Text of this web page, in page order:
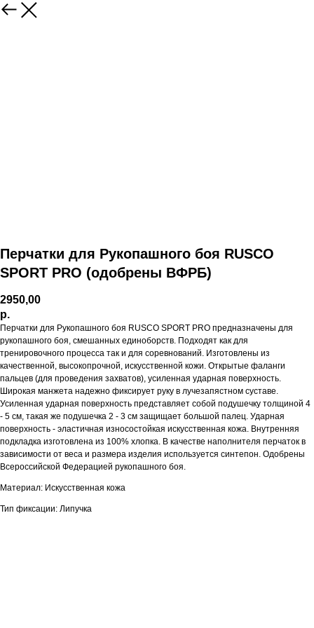
Перчатки для Рукопашного боя RUSCO
SPORT PRO (одобрены ВФРБ)
2950,00
р.
Перчатки для Рукопашного боя RUSCO SPORT PRO предназначены для
рукопашного боя, смешанных единоборств. Подходят как для
тренировочного процесса так и для соревнований. Изготовлены из
качественной, высокопрочной, искусственной кожи. Открытые фаланги
пальцев (для проведения захватов), усиленная ударная поверхность.
Широкая манжета надежно фиксирует руку в лучезапястном суставе.
Усиленная ударная поверхность представляет собой подушечку толщиной 4
- 5 см, такая же подушечка 2 - 3 см защищает большой палец. Ударная
поверхность - эластичная износостойкая искусственная кожа. Внутренняя
подкладка изготовлена из 100% хлопка. В качестве наполнителя перчаток в
зависимости от веса и размера изделия используется синтепон. Одобрены
Всероссийской Федерацией рукопашного боя.
Материал: Искусственная кожа
Тип фиксации: Липучка